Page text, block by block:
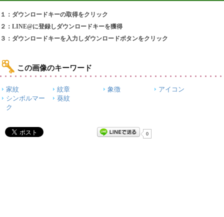
１：ダウンロードキーの取得をクリック
２：LINE@に登録しダウンロードキーを獲得
３：ダウンロードキーを入力しダウンロードボタンをクリック
この画像のキーワード
家紋 紋章 象徴
アイコン
シンボルマー
ク
葵紋
0